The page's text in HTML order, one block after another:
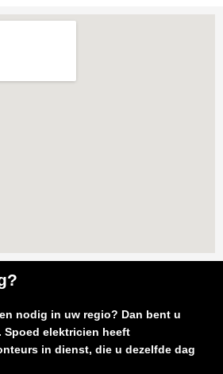
nodig in uw regio? Dan bent u
Spoed elektricien heeft
in dienst, die u dezelfde dag